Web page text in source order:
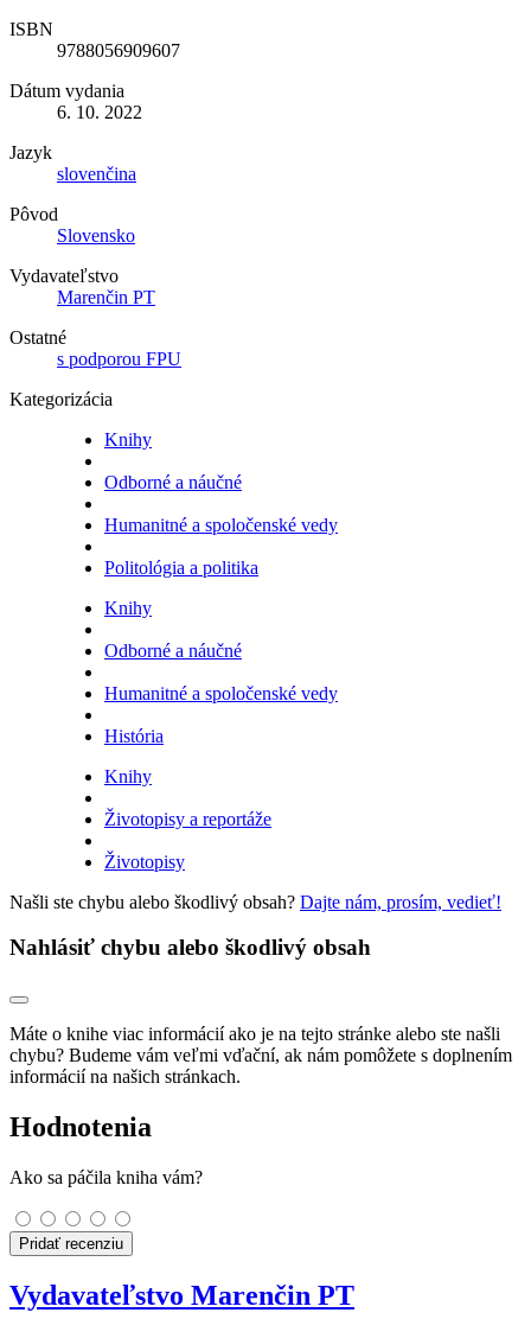
ISBN
9788056909607
Dátum vydania
6. 10. 2022
Jazyk
slovenčina
Pôvod
Slovensko
Vydavateľstvo
Marenčin PT
Ostatné
s podporou FPU
Kategorizácia
Knihy
Odborné a náučné
Humanitné a spoločenské vedy
Politológia a politika
Knihy
Odborné a náučné
Humanitné a spoločenské vedy
História
Knihy
Životopisy a reportáže
Životopisy
Našli ste chybu alebo škodlivý obsah? Dajte nám, prosím, vedieť!
Nahlásiť chybu alebo škodlivý obsah
Máte o knihe viac informácií ako je na tejto stránke alebo ste našli
chybu? Budeme vám veľmi vďační, ak nám pomôžete s doplnením
informácií na našich stránkach.
Hodnotenia
Ako sa páčila kniha vám?
Pridať recenziu
Vydavateľstvo Marenčin PT